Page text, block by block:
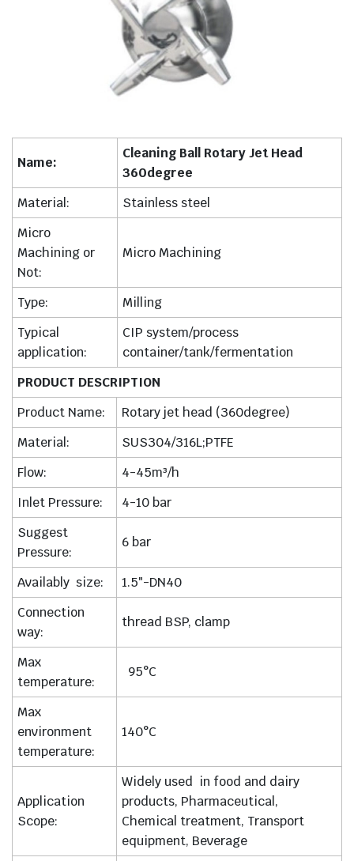
Name:
Cleaning Ball Rotary Jet Head
360degree
Material:
Stainless steel
Micro
Machining or
Not:
Micro Machining
Type:
Milling
Typical
application:
CIP system/process
container/tank/fermentation
PRODUCT DESCRIPTION
Product Name:
Rotary jet head (360degree)
Material:
SUS304/316L;PTFE
Flow:
4-45m³/h
Inlet Pressure:
4-10 bar
Suggest
Pressure:
6 bar
Availably size:
1.5″-DN40
Connection
way:
thread BSP, clamp
Max
temperature:
95°C
Max
environment
temperature:
140°C
Application
Scope:
Widely used in food and dairy
products, Pharmaceutical,
Chemical treatment, Transport
equipment, Beverage